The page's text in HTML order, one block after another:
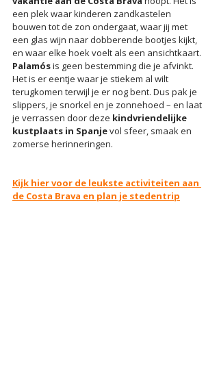
een plek waar kinderen zandkastelen
bouwen tot de zon ondergaat, waar jij met
een glas wijn naar dobberende bootjes kijkt,
en waar elke hoek voelt als een ansichtkaart.
Palamós is geen bestemming die je afvinkt.
Het is er eentje waar je stiekem al wilt
terugkomen terwijl je er nog bent. Dus pak je
slippers, je snorkel en je zonnehoed – en laat
je verrassen door deze kindvriendelijke
kustplaats in Spanje vol sfeer, smaak en
zomerse herinneringen.
Kijk hier voor de leukste activiteiten aan
de Costa Brava en plan je stedentrip